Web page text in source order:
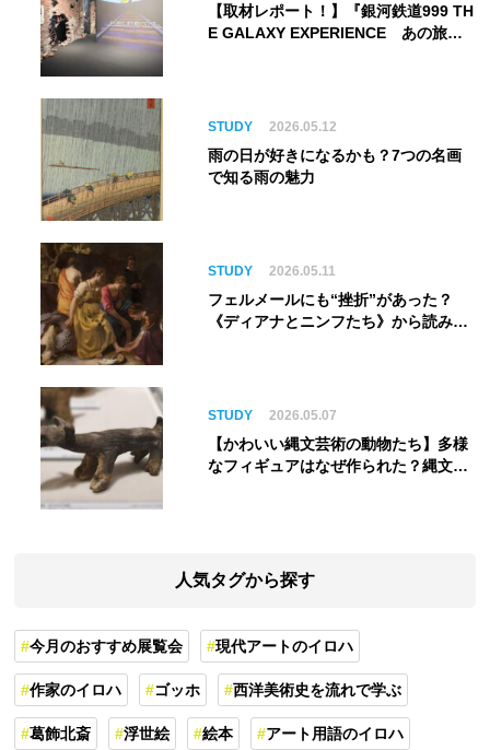
【取材レポート！】『銀河鉄道999 TH
E GALAXY EXPERIENCE あの旅
ム】
STUDY 2026.05.12
雨の日が好きになるかも？7つの名画
で知る雨の魅力
STUDY 2026.05.11
フェルメールにも“挫折”があった？
《ディアナとニンフたち》から読み解
STUDY 2026.05.07
【かわいい縄文芸術の動物たち】多様
なフィギュアはなぜ作られた？縄文人
人気タグから探す
今月のおすすめ展覧会 現代アートのイロハ
作家のイロハ ゴッホ 西洋美術史を流れで学ぶ
葛飾北斎 浮世絵 絵本 アート用語のイロハ